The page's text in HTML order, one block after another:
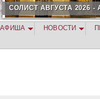
СОЛИСТ АВГУСТА 2026
АФИША НОВОСТИ